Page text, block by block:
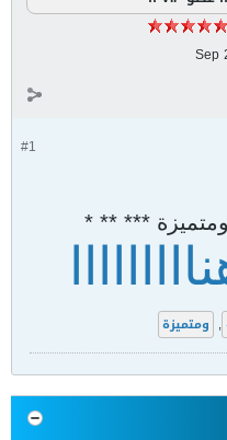
Sep
#1
*** ** *
, ومتميزة